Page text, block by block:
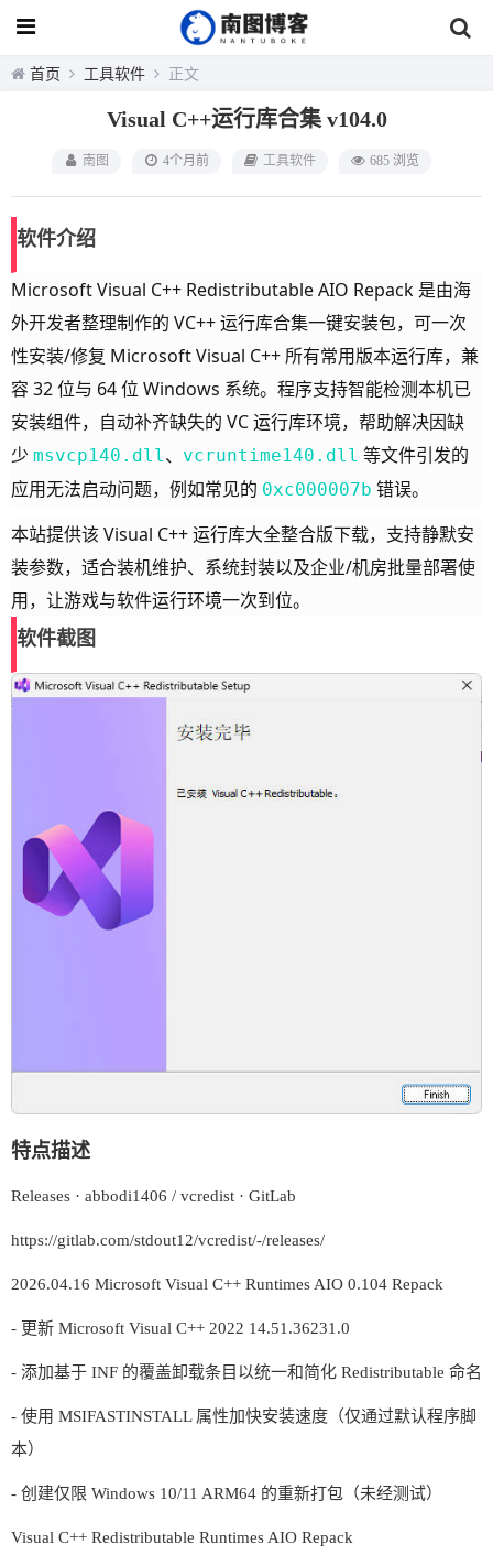
首页 工具软件 正文
Visual C++运行库合集 v104.0
南图 4个月前 工具软件 685 浏览
软件介绍
Microsoft Visual C++ Redistributable AIO Repack 是由海
外开发者整理制作的 VC++ 运行库合集一键安装包，可一次
性安装/修复 Microsoft Visual C++ 所有常用版本运行库，兼
容 32 位与 64 位 Windows 系统。程序支持智能检测本机已
安装组件，自动补齐缺失的 VC 运行库环境，帮助解决因缺
少 msvcp140.dll、 vcruntime140.dll 等文件引发的
应用无法启动问题，例如常见的 0xc000007b 错误。
本站提供该 Visual C++ 运行库大全整合版下载，支持静默安
装参数，适合装机维护、系统封装以及企业/机房批量部署使
用，让游戏与软件运行环境一次到位。
软件截图
特点描述
Releases · abbodi1406 / vcredist · GitLab
https://gitlab.com/stdout12/vcredist/-/releases/
2026.04.16 Microsoft Visual C++ Runtimes AIO 0.104 Repack
- 更新 Microsoft Visual C++ 2022 14.51.36231.0
- 添加基于 INF 的覆盖卸载条目以统一和简化 Redistributable 命名
- 使用 MSIFASTINSTALL 属性加快安装速度（仅通过默认程序脚
本）
- 创建仅限 Windows 10/11 ARM64 的重新打包（未经测试）
Visual C++ Redistributable Runtimes AIO Repack